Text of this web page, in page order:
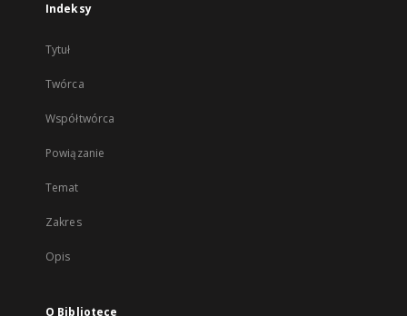
Indeksy
Tytuł
Twórca
Współtwórca
Powiązanie
Temat
Zakres
Opis
O Bibliotece